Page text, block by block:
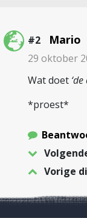
#2 Mario
29 oktober
Wat doet
*proest*
Vorige